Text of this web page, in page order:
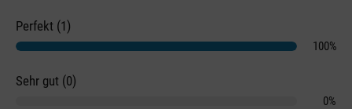
Perfekt (1)
100%
Sehr gut (0)
0%